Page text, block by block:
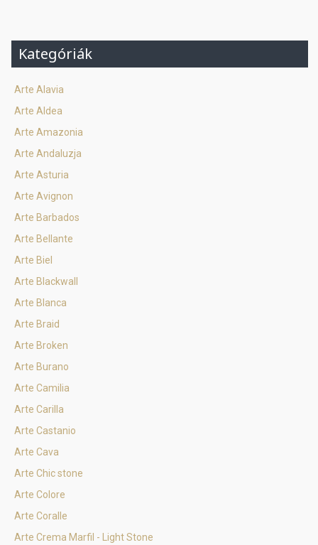
Kategóriák
Arte Alavia
Arte Aldea
Arte Amazonia
Arte Andaluzja
Arte Asturia
Arte Avignon
Arte Barbados
Arte Bellante
Arte Biel
Arte Blackwall
Arte Blanca
Arte Braid
Arte Broken
Arte Burano
Arte Camilia
Arte Carilla
Arte Castanio
Arte Cava
Arte Chic stone
Arte Colore
Arte Coralle
Arte Crema Marfil - Light Stone